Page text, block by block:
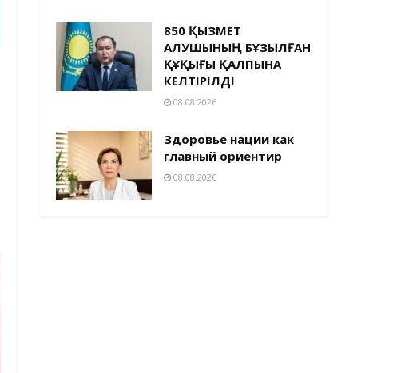
850 ҚЫЗМЕТ
АЛУШЫНЫҢ БҰЗЫЛҒАН
ҚҰҚЫҒЫ ҚАЛПЫНА
КЕЛТІРІЛДІ
08.08.2026
Здоровье нации как
главный ориентир
08.08.2026